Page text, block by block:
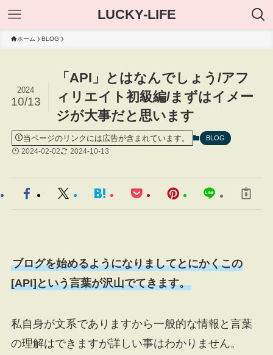
LUCKY-LIFE
ホーム BLOG
「API」とはなんでしょう/アフ
ィリエイト初級編/まずはイメー
ジが大事だと思います
2024
10/13
当ページのリンクには広告が含まれています。 BLOG
2024-02-02 2024-10-13
ブログを始めるようになりましてとにかくこの
[API]という言葉が沢山でてきます。
私自身が文系でありますから一般的な情報と言葉
の理解はできますが詳しい事はわかりません。